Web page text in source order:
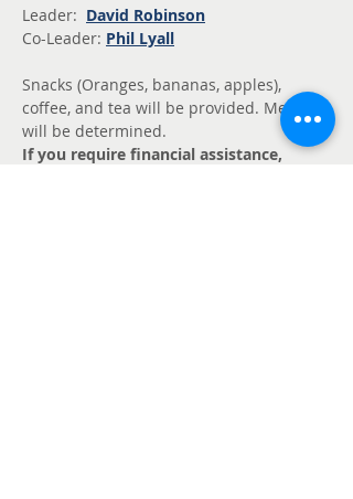
Leader: David Robinson
Co-Leader: Phil Lyall
Snacks (Oranges, bananas, apples),
coffee, and tea will be provided. Meals
will be determined.
If you require financial assistance,